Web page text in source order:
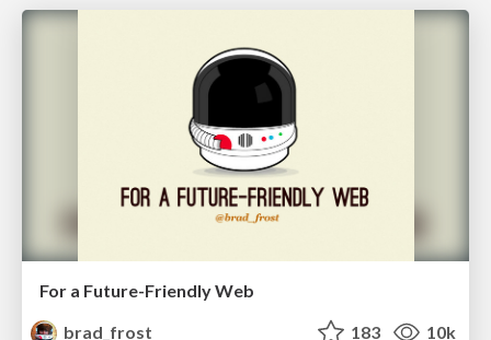
For a Future-Friendly Web
brad_frost
183 10k